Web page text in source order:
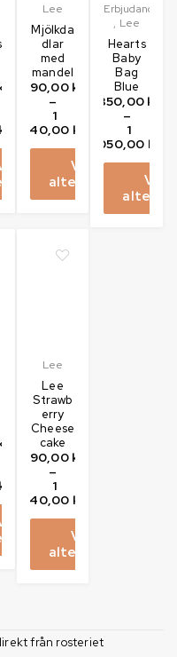
kr
Lee
Mjölkda
dlar
med
mandel
190,00 kr
–
1
140,00 kr
Välj
alternativ
Erbjudanden
, Lee
Hearts
Baby
Bag
Blue
350,00 kr
–
1
050,00 kr
Välj
kr
Lee
Lee
Strawb
erry
Cheese
cake
190,00 kr
–
1
140,00 kr
Välj
alternativ
från rosteriet